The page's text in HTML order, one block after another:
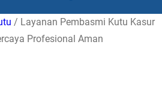
/ Layanan Pembasmi Kutu Kasur
Profesional Aman